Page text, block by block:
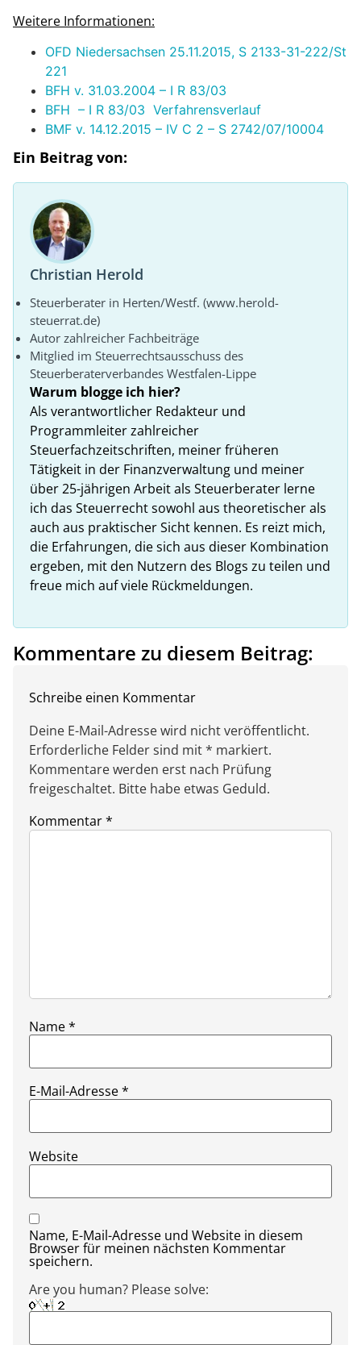
Weitere Informationen:
OFD Niedersachsen 25.11.2015, S 2133-31-222/St
221
BFH v. 31.03.2004 – I R 83/03
BFH – I R 83/03 Verfahrensverlauf
BMF v. 14.12.2015 – IV C 2 – S 2742/07/10004
Ein Beitrag von:
Christian Herold
Steuerberater in Herten/Westf. (www.herold-
steuerrat.de)
Autor zahlreicher Fachbeiträge
Mitglied im Steuerrechtsausschuss des
Steuerberaterverbandes Westfalen-Lippe
Warum blogge ich hier?
Als verantwortlicher Redakteur und
Programmleiter zahlreicher
Steuerfachzeitschriften, meiner früheren
Tätigkeit in der Finanzverwaltung und meiner
über 25-jährigen Arbeit als Steuerberater lerne
ich das Steuerrecht sowohl aus theoretischer als
auch aus praktischer Sicht kennen. Es reizt mich,
die Erfahrungen, die sich aus dieser Kombination
ergeben, mit den Nutzern des Blogs zu teilen und
freue mich auf viele Rückmeldungen.
Kommentare zu diesem Beitrag:
Schreibe einen Kommentar
Deine E-Mail-Adresse wird nicht veröffentlicht.
Erforderliche Felder sind mit * markiert.
Kommentare werden erst nach Prüfung
freigeschaltet. Bitte habe etwas Geduld.
Kommentar*
Name*
E-Mail-Adresse*
Website
Name, E-Mail-Adresse und Website in diesem
Browser für meinen nächsten Kommentar
speichern.
Are you human? Please solve: